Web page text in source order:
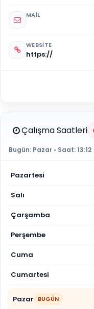
MAIL
WEBSITE
https://
Çalışma Saatleri
Bugün: Pazar • Saat:13:12
Pazartesi
Salı
Çarşamba
Perşembe
Cuma
Cumartesi
Pazar BUGÜN